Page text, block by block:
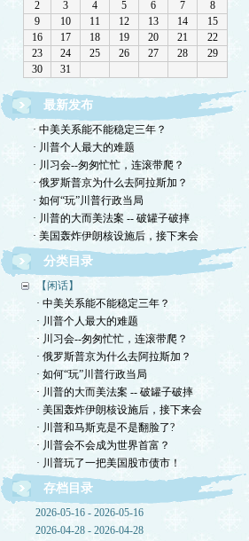
最新发布
· 中美关系能不能稳定三年？
· 川普个人最大的难题
· 川习会--匆匆忙忙，连滚带爬？
· 俄罗斯普京为什么去阿拉斯加？
· 如何“玩”川普行政当局
· 川普的大而美法案 -- 破罐子破摔
· 美国轰炸伊朗核设施后，接下来会
分类目录
【闲话】
· 中美关系能不能稳定三年？
· 川普个人最大的难题
· 川习会--匆匆忙忙，连滚带爬？
· 俄罗斯普京为什么去阿拉斯加？
· 如何“玩”川普行政当局
· 川普的大而美法案 -- 破罐子破摔
· 美国轰炸伊朗核设施后，接下来会
· 川普和马斯克是不是翻脸了?
· 川普会不会成为世界首富？
· 川普玩了一把美国股市债市！
存档目录
2026-05-16 - 2026-05-16
2026-04-28 - 2026-04-28